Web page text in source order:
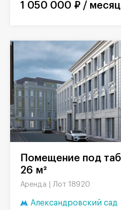
1 050 000 ₽ / месяц
26 м²
Аренда | Лот 18920
Александровский сад